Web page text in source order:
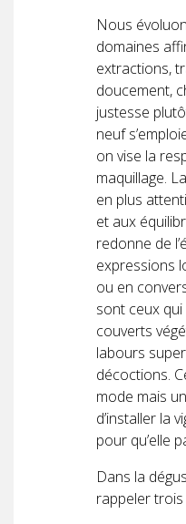
Nous
domaines
extractions,
doucement,
justesse
neuf
on vise la
maquillage.
en plus
et aux
redonne de
expressions
ou en
sont ceux
couverts
labours
décoctions.
mode mais
d’installer la
pour qu’elle
Dans la
rappeler